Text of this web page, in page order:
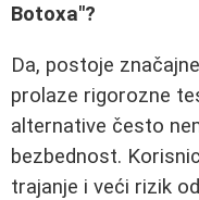
Botoxa"?
Da, postoje
prolaze rigorozne
alternative često
bezbednost.
trajanje i veći rizik